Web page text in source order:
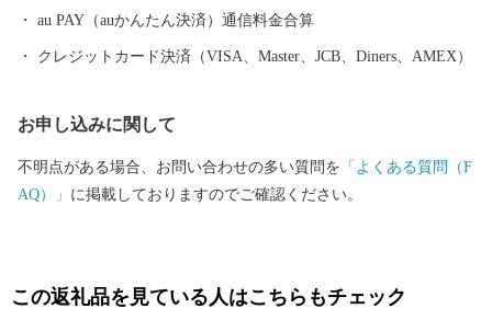
す。 そして、「農業と観光の推進」です。中富良野駅前に観光
拠点施設を整備し、季節型・通過型観光からの脱却、町の産業と
す。 また、自然と景観に恵まれている北星山（ほくせいやま）
展、女性の輝く社会の推進、子育て支援、子どもたちの夢をかな
au PAY（auかんたん決済）通信料金合算
クレジットカード決済（VISA、Master、JCB、Diners、AMEX）
お申し込みに関して
不明点がある場合、お問い合わせの多い質問を 「よくある質問（F
AQ）」 に掲載しておりますのでご確認ください。
この返礼品を見ている人はこちらもチェック